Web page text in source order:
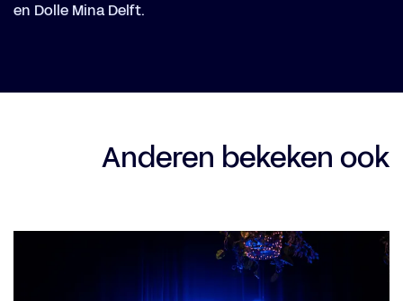
en Dolle Mina Delft.
Anderen bekeken ook